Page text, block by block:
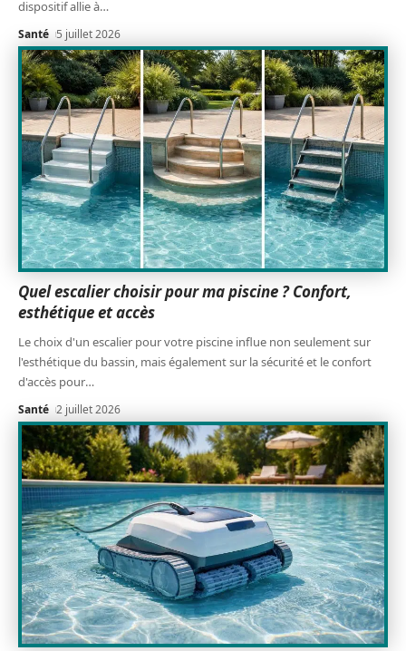
dispositif allie à…
Santé 5 juillet 2026
Quel escalier choisir pour ma piscine ? Confort,
esthétique et accès
Le choix d'un escalier pour votre piscine influe non seulement sur
l'esthétique du bassin, mais également sur la sécurité et le confort
d'accès pour…
Santé 2 juillet 2026